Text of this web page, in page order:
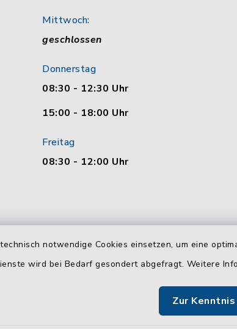
notwendige Cookies einsetzen, um eine
wird bei Bedarf gesondert abgefragt. Weitere
Zur
Mittwoch:
geschlossen
Donnerstag
08:30 - 12:30 Uhr
15:00 - 18:00 Uhr
Freitag
08:30 - 12:00 Uhr